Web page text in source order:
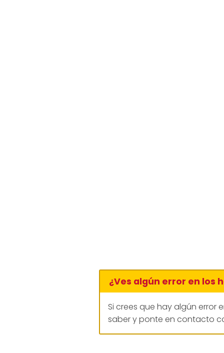
¿Ves algún error en los
Si crees que hay algún error
saber y ponte en contacto